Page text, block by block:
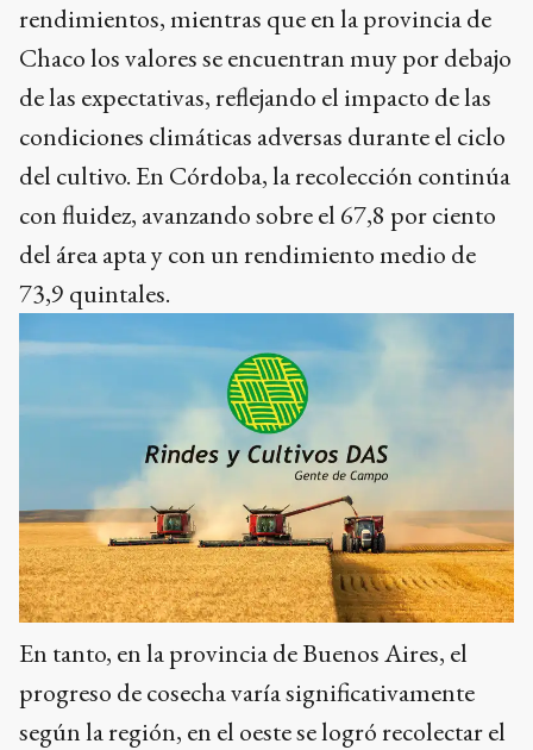
rendimientos, mientras que en la provincia de
Chaco los valores se encuentran muy por debajo
de las expectativas, reflejando el impacto de las
condiciones climáticas adversas durante el ciclo
del cultivo. En Córdoba, la recolección continúa
con fluidez, avanzando sobre el 67,8 por ciento
del área apta y con un rendimiento medio de
73,9 quintales.
En tanto, en la provincia de Buenos Aires, el
progreso de cosecha varía significativamente
según la región, en el oeste se logró recolectar el